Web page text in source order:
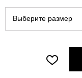
Выберите размер